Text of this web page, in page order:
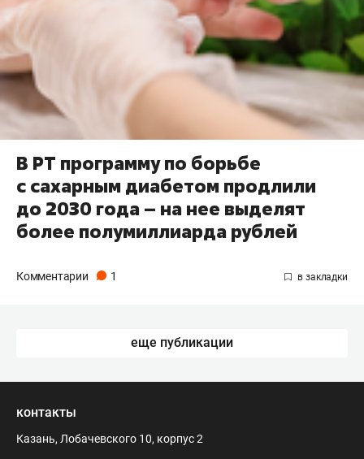
В РТ программу по борьбе
с сахарным диабетом продлили
до 2030 года – на нее выделят
более полумиллиарда рублей
Комментарии 1
еще публикации
контакты
Казань, Лобачевского 10, корпус 2